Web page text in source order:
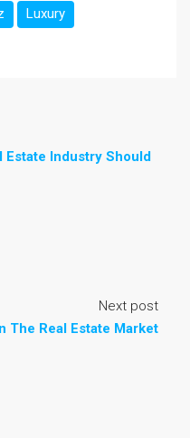
Luxury
Estate Industry Should
Next post
The Real Estate Market